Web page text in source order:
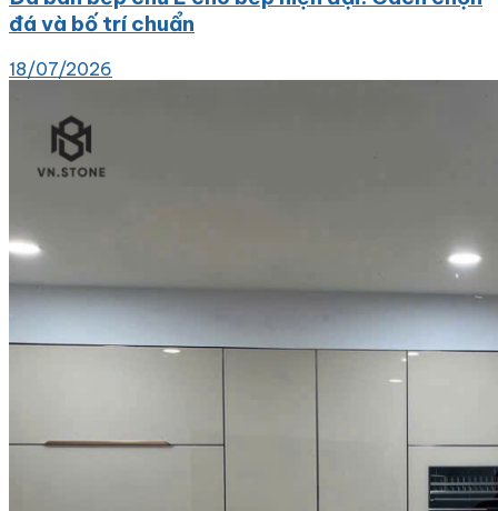
đá và bố trí chuẩn
18/07/2026